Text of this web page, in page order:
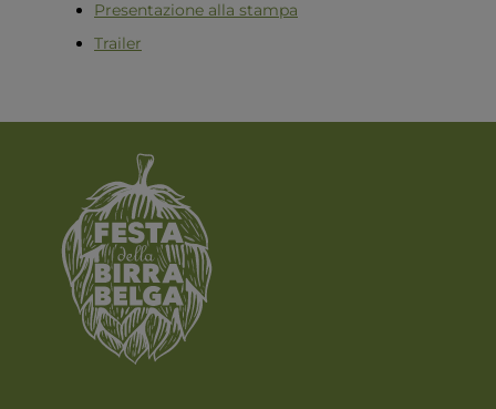
Presentazione alla stampa
Trailer